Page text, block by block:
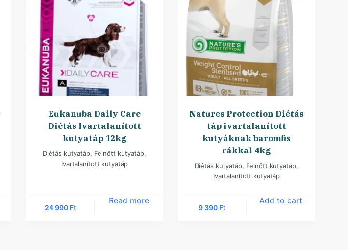
Eukanuba Daily Care
Diétás Ivartalanított
kutyatáp 12kg
Diétás kutyatáp, Felnőtt kutyatáp,
Ivartalanított kutyatáp
24 990 Ft
Read more
Natures Protection Diétás
táp ivartalanított
kutyáknak baromfis
rákkal 4kg
Diétás kutyatáp, Felnőtt kutyatáp,
Ivartalanított kutyatáp
9 390 Ft
Add to cart